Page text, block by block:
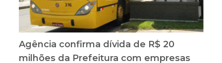
Agência confirma dívida de R$ 20
milhões da Prefeitura com empresas